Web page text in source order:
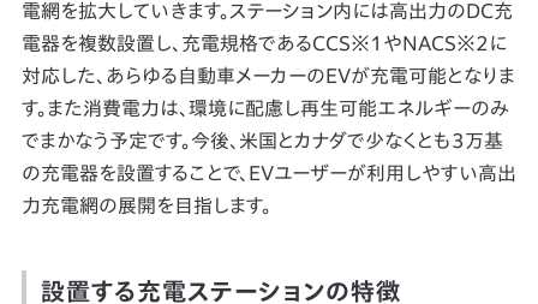
電網を拡大していきます。ステーション内には高出力のDC充
電器を複数設置し、充電規格であるCCS※1やNACS※2に
対応した、あらゆる自動車メーカーのEVが充電可能となりま
す。また消費電力は、環境に配慮し再生可能エネルギーのみ
でまかなう予定です。今後、米国とカナダで少なくとも3万基
の充電器を設置することで、EVユーザーが利用しやすい高出
力充電網の展開を目指します。
設置する充電ステーションの特徴